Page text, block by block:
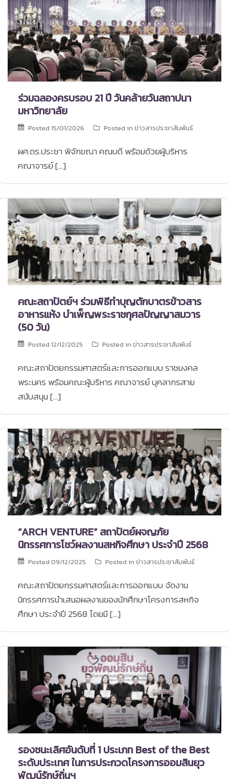
ร่วมฉลองครบรอบ 21 ปี วันคล้ายวันสถาปนา
มหาวิทยาลัย
Posted 15/01/2026 Posted in ข่าวสารประชาสัมพันธ์
ผศ.ดร.ประชา พิจักขณา คณบดี พร้อมด้วยผู้บริหาร
คณาจารย์ […]
คณะสถาปัตย์ฯ ร่วมพิธีทำบุญตักบาตรข้าวสาร
อาหารแห้ง บำเพ็ญพระราชกุศลปัญญาสมวาร
(50 วัน)
Posted 12/12/2025 Posted in ข่าวสารประชาสัมพันธ์
คณะสถาปัตยกรรมศาสตร์และการออกแบบ ราชมงคล
พระนคร พร้อมคณะผู้บริหาร คณาจารย์ บุคลากรสาย
สนับสนุน […]
“ARCH VENTURE” สถาปัตย์ผจญภัย
นิทรรศการโชว์ผลงานสหกิจศึกษา ประจำปี 2568
Posted 09/12/2025 Posted in ข่าวสารประชาสัมพันธ์
คณะสถาปัตยกรรมศาสตร์และการออกแบบ จัดงาน
นิทรรศการนำเสนอผลงานของนักศึกษาโครงการสหกิจ
ศึกษา ประจำปี 2568 โดยมี […]
รองชนะเลิศอันดับที่ 1 ประเภท Best of the Best
ระดับประเทศ ในการประกวดโครงการออมสินยุว
พัฒน์รักษ์ถิ่นฯ